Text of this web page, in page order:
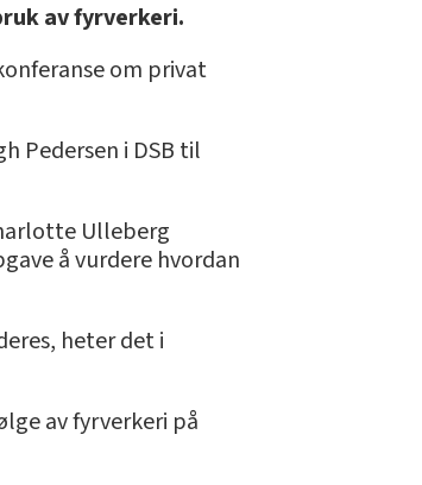
av fyrverkeri.
om privat
Pedersen i DSB til
Ulleberg
å vurdere hvordan
heter det i
av fyrverkeri på